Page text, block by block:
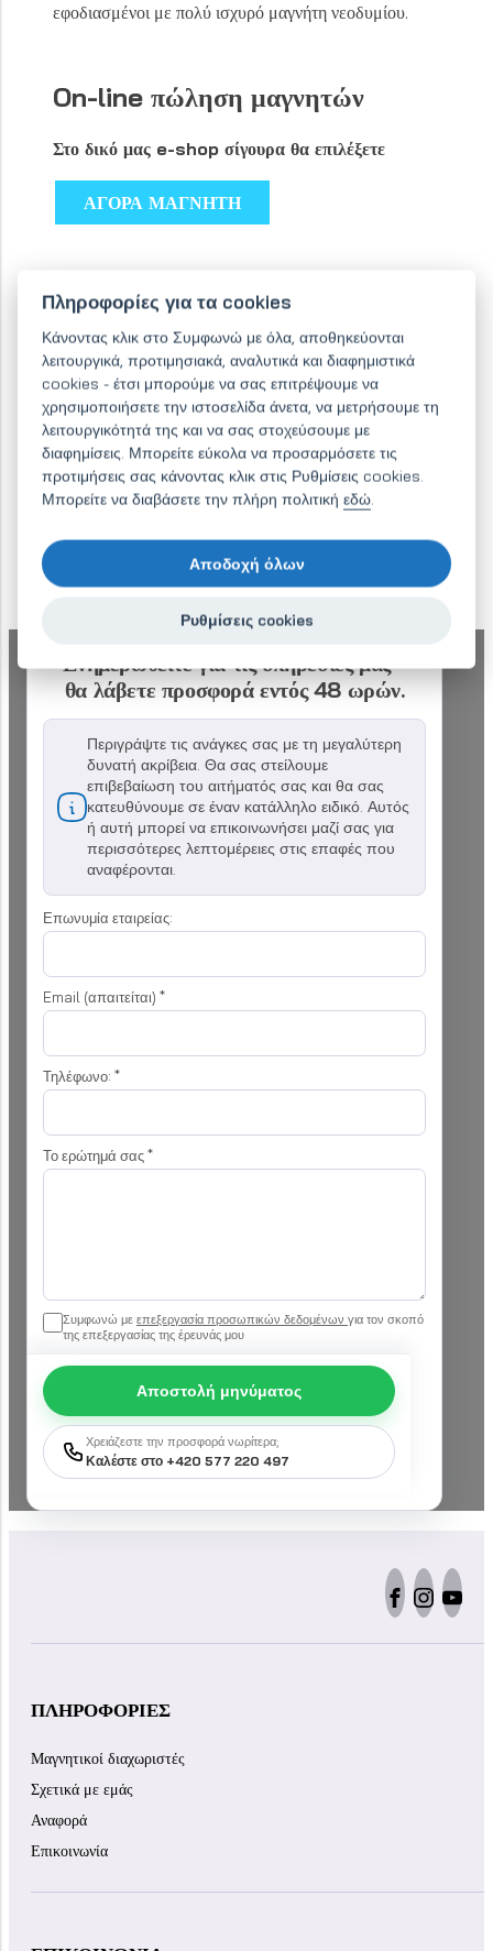
Πληροφορίες για τα cookies
Κάνοντας κλικ στο Συμφωνώ με όλα, αποθηκεύονται
λειτουργικά, προτιμησιακά, αναλυτικά και διαφημιστικά
cookies - έτσι μπορούμε να σας επιτρέψουμε να
χρησιμοποιήσετε την ιστοσελίδα άνετα, να μετρήσουμε τη
λειτουργικότητά της και να σας στοχεύσουμε με
διαφημίσεις. Μπορείτε εύκολα να προσαρμόσετε τις
προτιμήσεις σας κάνοντας κλικ στις Ρυθμίσεις cookies.
Μπορείτε να διαβάσετε την πλήρη πολιτικήεδώ.
Αποδοχή όλων
Ρυθμίσεις cookies
εφοδιασμένοι με πολύ ισχυρό μαγνήτη νεοδυμίου.
On-line πώληση μαγνητών
Στο δικό μας e-shop σίγουρα θα επιλέξετε
ΑΓΟΡΑ ΜΑΓΝΗΤΗ
Ενημερωθείτε για τις υπηρεσίες μας -
θα λάβετε προσφορά εντός 48 ωρών.
Περιγράψτε τις ανάγκες σας με τη μεγαλύτερη
δυνατή ακρίβεια. Θα σας στείλουμε
επιβεβαίωση του αιτήματός σας και θα σας
κατευθύνουμε σε έναν κατάλληλο ειδικό. Αυτός
ή αυτή μπορεί να επικοινωνήσει μαζί σας για
περισσότερες λεπτομέρειες στις επαφές που
αναφέρονται.
Επωνυμία εταιρείας:
Email (απαιτείται) *
Τηλέφωνο: *
Το ερώτημά σας*
Συμφωνώ με επεξεργασία προσωπικών δεδομένων για τον σκοπό
της επεξεργασίας της έρευνάς μου
Αποστολή μηνύματος
Χρειάζεστε την προσφορά νωρίτερα;
Καλέστε στο +420 577 220 497
ΠΛΗΡΟΦΟΡΊΕΣ
Μαγνητικοί διαχωριστές
Σχετικά με εμάς
Αναφορά
Επικοινωνία